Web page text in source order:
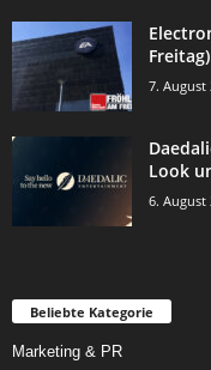
Freitag)
7. August
Look
6. August
Beliebte Kategorie
Marketing & PR